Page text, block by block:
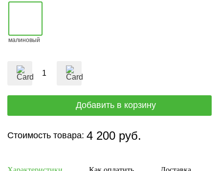
малиновый
Стоимость товара: 4 200 руб.